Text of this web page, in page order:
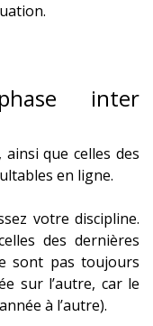
inter
ainsi que celles des
en ligne.
votre discipline.
des dernières
sont pas toujours
sur l’autre, car le
à l’autre).